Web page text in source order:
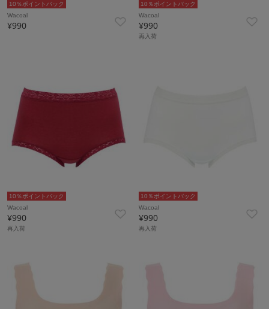
10％ポイントバック
Wacoal
¥990
10％ポイントバック
Wacoal
¥990
再入荷
10％ポイントバック
Wacoal
¥990
再入荷
10％ポイントバック
Wacoal
¥990
再入荷